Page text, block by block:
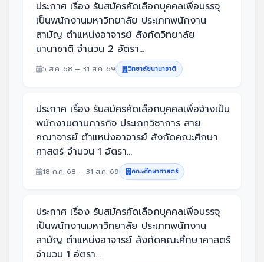
ประกาศ เรื่อง รับสมัครคัดเลือกบุคคลเพื่อบรรจุ
เป็นพนักงานมหาวิทยาลัย ประเภทพนักงาน
สามัญ ตำแหน่งอาจารย์ สังกัดวิทยาลัย
นานาชาติ จำนวน 2 อัตรา...
5 ส.ค. 68 – 31 ส.ค. 69 วิทยาลัยนานาชาติ
ประกาศ เรื่อง รับสมัครคัดเลือกบุคคลเพื่อจ้างเป็น
พนักงานตามภารกิจ ประเภทวิชาการ สาย
คณาจารย์ ตำแหน่งอาจารย์ สังกัดคณะศึกษา
ศาสตร์ จำนวน 1 อัตรา...
18 ก.ค. 68 – 31 ส.ค. 69 คณะศึกษาศาสตร์
ประกาศ เรื่อง รับสมัครคัดเลือกบุคคลเพื่อบรรจุ
เป็นพนักงานมหาวิทยาลัย ประเภทพนักงาน
สามัญ ตำแหน่งอาจารย์ สังกัดคณะศึกษาศาสตร์
จำนวน 1 อัตรา...